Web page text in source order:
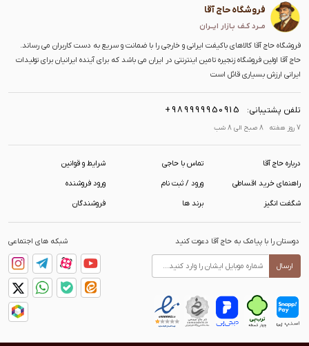
فروشگاه حاج آقا
مــرد کـف بـازار ایــران
فروشگاه حاج آقا کالاهای باکیفت ایرانی و خارجی را با ضمانت و سریع به دست کاربران می رساند.
حاج آقا اولین فروشگاه زنجیره تامین اینترنتی در ایران می باشد که برای آینده ایرانیان برای تولیدات
ایرانی ارزش بسیاری قائل است
تلفن پشتیبانی: +989999950915
7 روز هفته 8 صبح الی 8 شب
درباره حاج آقا تماس با حاجی شرایط و قوانین
راهنمای خرید اقساطی ورود / ثبت نام ورود فروشنده
شگفت انگیز برند ها فروشندگان
دوستان را با پیامک به حاج آقا دعوت کنید
ارسال
شبکه های اجتماعی